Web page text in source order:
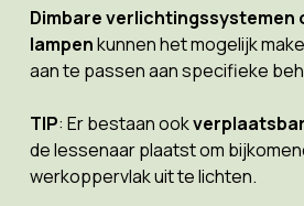
Dimbare verlichtingssystemen
lampenkunnen het mogelijk
aan te passen aan specifieke
TIP: Er bestaan ook
de lessenaar plaatst om
werkoppervlak uit te lichten.